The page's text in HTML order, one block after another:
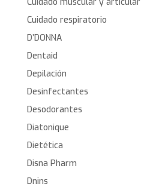
Cuidado respiratorio
D’DONNA
Dentaid
Depilación
Desinfectantes
Desodorantes
Diatonique
Dietética
Disna Pharm
Dnins